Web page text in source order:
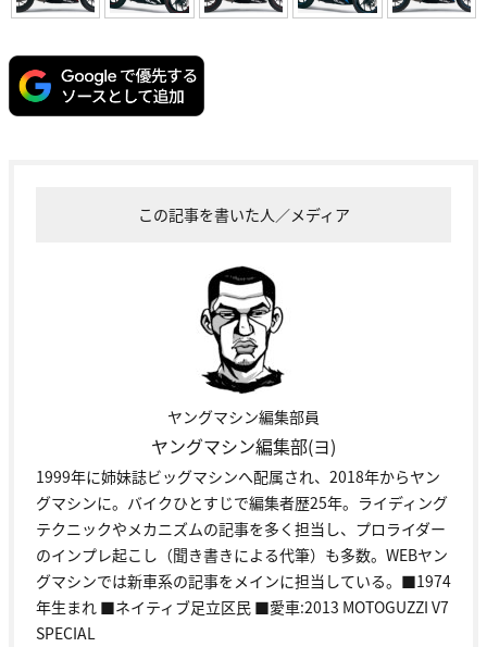
この記事を書いた人／メディア
ヤングマシン編集部員
ヤングマシン編集部(ヨ)
1999年に姉妹誌ビッグマシンへ配属され、2018年からヤン
グマシンに。バイクひとすじで編集者歴25年。ライディング
テクニックやメカニズムの記事を多く担当し、プロライダー
のインプレ起こし（聞き書きによる代筆）も多数。WEBヤン
グマシンでは新車系の記事をメインに担当している。■1974
年生まれ ■ネイティブ足立区民 ■愛車:2013 MOTOGUZZI V7
SPECIAL